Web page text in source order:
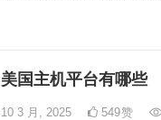
美国主机平台有哪些
10 3 月, 2025 549赞